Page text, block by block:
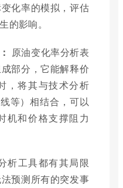
化率的模拟，评估
的影响。
原油变化率分析表
部分，它能解释价
，将其与技术分析
等）相结合，可以
机和价格支撑阻力
析工具都有其局限
预测所有的突发事